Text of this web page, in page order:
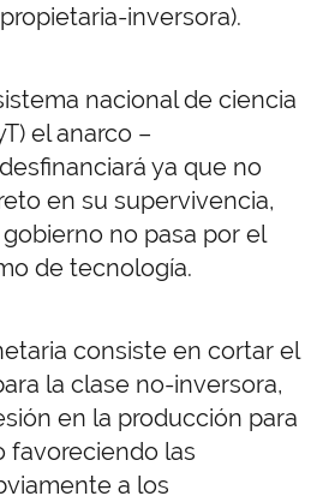
inversora).
nacional de ciencia
el anarco –
ya que no
en su supervivencia,
no pasa por el
de tecnología.
consiste en cortar el
la clase no-inversora,
en la producción para
favoreciendo las
a los